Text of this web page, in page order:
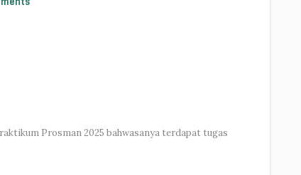
Prosman 2025 bahwasanya terdapat tugas